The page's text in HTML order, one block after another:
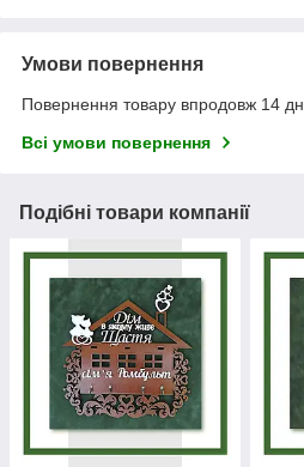
Умови повернення
Повернення товару впродовж 14
Всі умови повернення
Подібні товари компанії